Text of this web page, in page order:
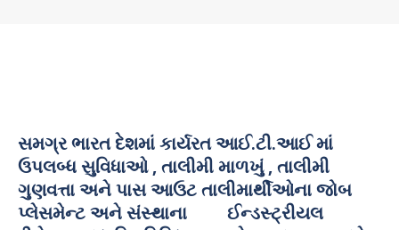
સમગ્ર ભારત દેશમાં કાર્યરત આઈ.ટી.આઈ માં
ઉપલબ્ધ સુવિધાઓ , તાલીમી માળખું , તાલીમી
ગુણવત્તા અને પાસ આઉટ તાલીમાર્થીઓના જોબ
પ્લેસમેન્ટ અને સંસ્થાના ઈન્ડસ્ટ્રીયલ